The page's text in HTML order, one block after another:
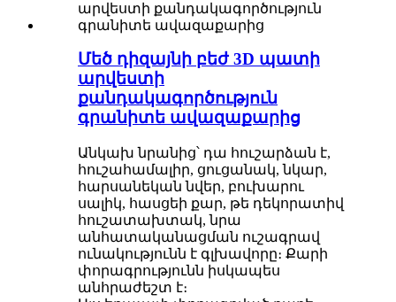
Մեծ դիզայնի բեժ 3D պատի
արվեստի
քանդակագործություն
գրանիտե ավազաքարից
Անկախ նրանից՝ դա հուշարձան է,
հուշահամալիր, ցուցանակ, նկար,
հարսանեկան նվեր, բուխարու
սալիկ, հասցեի քար, թե դեկորատիվ
հուշատախտակ, նրա
անհատականացման ուշագրավ
ունակությունն է գլխավորը։ Քարի
փորագրությունն իսկապես
անհրաժեշտ է։